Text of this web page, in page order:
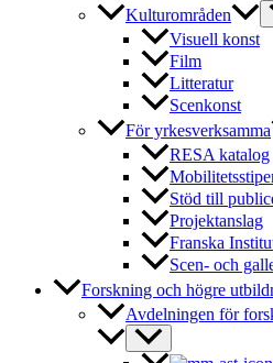
Kulturområden
Visuell konst
Film
Litteratur
Scenkonst
För yrkesverksamma
RESA katalog
Stöd till
Projektanslag
Franska
Scen- och
Forskning och högre
Avdelningen för